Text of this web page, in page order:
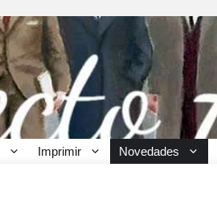
Imprimir Novedades